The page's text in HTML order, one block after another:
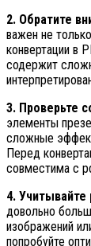
2. Обратите
важен не
конвертации в
содержит
3. Проверьте
элементы
сложные
Перед
совместима с
4.
довольно
изображений
попробуйте